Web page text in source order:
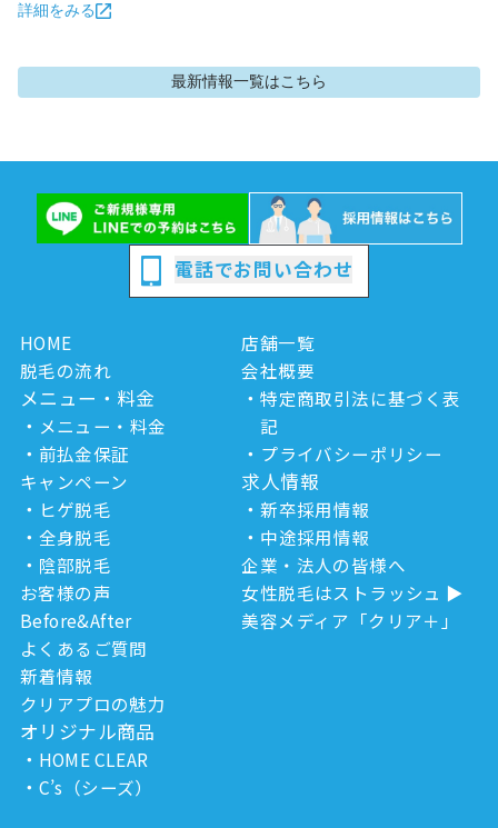
詳細をみる
最新情報一覧はこちら
電話でお問い合わせ
HOME
脱毛の流れ
メニュー・料金
メニュー・料金
前払金保証
キャンペーン
ヒゲ脱毛
全身脱毛
陰部脱毛
お客様の声
Before&After
よくあるご質問
新着情報
クリアプロの魅力
オリジナル商品
HOME CLEAR
C’s（シーズ）
店舗一覧
会社概要
特定商取引法に基づく表
記
プライバシーポリシー
求人情報
新卒採用情報
中途採用情報
企業・法人の皆様へ
女性脱毛はストラッシュ
美容メディア「クリア＋」